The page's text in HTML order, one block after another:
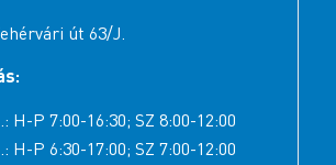
út 63/J.
H-P 7:00-16:30; SZ 8:00-12:00
H-P 6:30-17:00; SZ 7:00-12:00